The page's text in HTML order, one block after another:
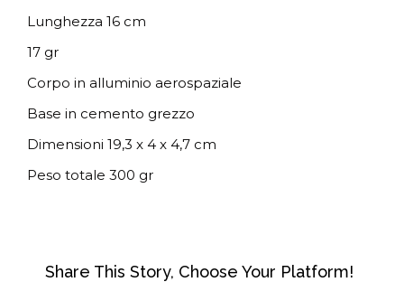
Lunghezza 16 cm
17 gr
Corpo in alluminio aerospaziale
Base in cemento grezzo
Dimensioni 19,3 x 4 x 4,7 cm
Peso totale 300 gr
Share This Story, Choose Your Platform!